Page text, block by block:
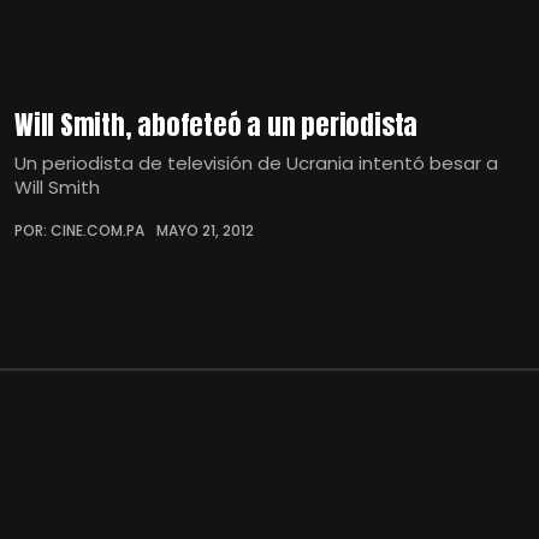
Will Smith, abofeteó a un periodista
Un periodista de televisión de Ucrania intentó besar a
Will Smith
POR: CINE.COM.PA MAYO 21, 2012